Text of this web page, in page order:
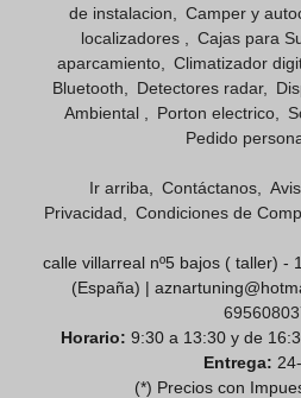
de instalacion
Camper y
localizadores
Cajas para
aparcamiento
Climatizador
Bluetooth
Detectores radar
Ambiental
Porton electrico
Pedido
Ir arriba Contáctanos
Privacidad
Condiciones de
calle villarreal nº5 bajos ( taller) -
(España) |
Horario: 9:30 a 13:30 y de
Entrega:
(*) Precios con